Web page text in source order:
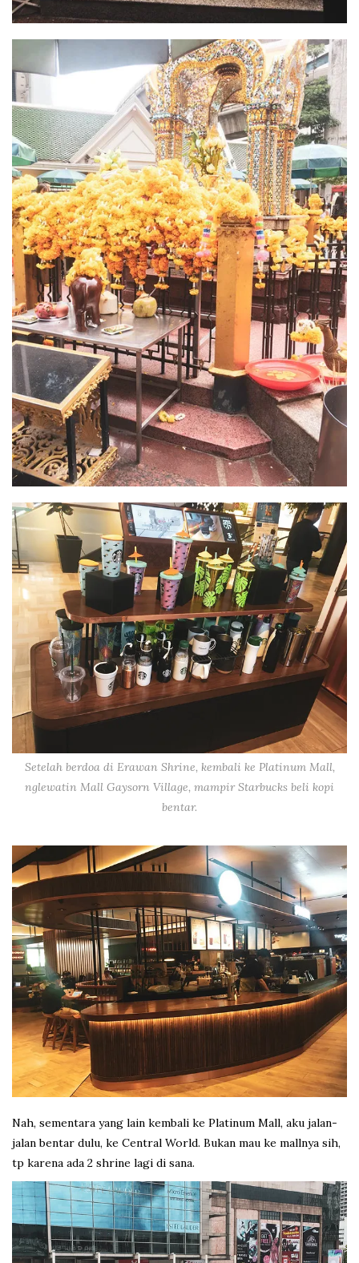
Setelah berdoa di Erawan Shrine, kembali ke Platinum Mall,
nglewatin Mall Gaysorn Village, mampir Starbucks beli kopi
bentar.
Nah, sementara yang lain kembali ke Platinum Mall, aku jalan-
jalan bentar dulu, ke Central World. Bukan mau ke mallnya sih,
tp karena ada 2 shrine lagi di sana.